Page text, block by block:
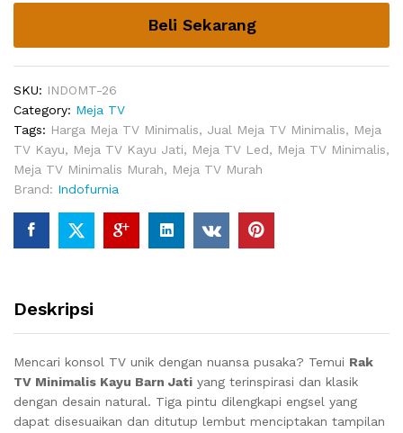
quantity
Beli Sekarang
SKU: INDOMT-26
Category: Meja TV
Tags: Harga Meja TV Minimalis, Jual Meja TV Minimalis, Meja
TV Kayu, Meja TV Kayu Jati, Meja TV Led, Meja TV Minimalis,
Meja TV Minimalis Murah, Meja TV Murah
Brand: Indofurnia
Deskripsi
Mencari konsol TV unik dengan nuansa pusaka? Temui Rak
TV Minimalis Kayu Barn Jati yang terinspirasi dan klasik
dengan desain natural. Tiga pintu dilengkapi engsel yang
dapat disesuaikan dan ditutup lembut menciptakan tampilan